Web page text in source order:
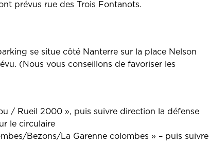
prévus rue des Trois Fontanots.
se situe côté Nanterre sur la place Nelson
(Nous vous conseillons de favoriser les
/ Rueil 2000 », puis suivre direction la défense
le circulaire
Bezons/La Garenne colombes » – puis suivre